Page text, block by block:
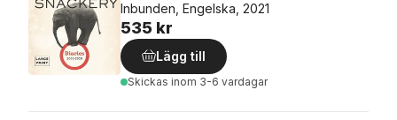
Inbunden, Engelska, 2021
535 kr
Lägg till
Skickas inom 3-6 vardagar